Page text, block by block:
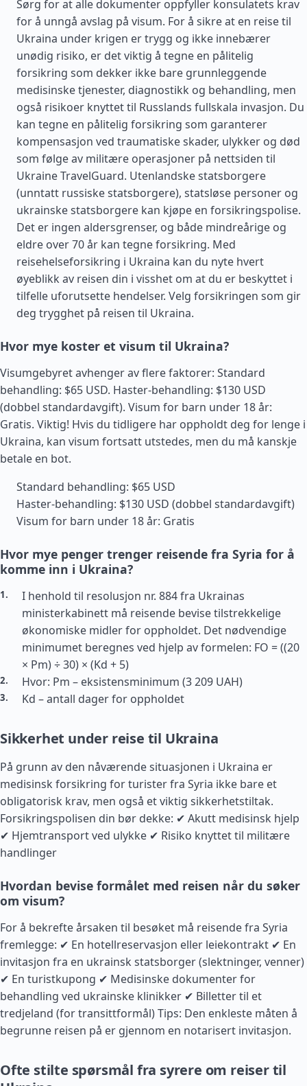
Sørg for at alle dokumenter oppfyller konsulatets krav
for å unngå avslag på visum. For å sikre at en reise til
Ukraina under krigen er trygg og ikke innebærer
unødig risiko, er det viktig å tegne en pålitelig
forsikring som dekker ikke bare grunnleggende
medisinske tjenester, diagnostikk og behandling, men
også risikoer knyttet til Russlands fullskala invasjon. Du
kan tegne en pålitelig forsikring som garanterer
kompensasjon ved traumatiske skader, ulykker og død
som følge av militære operasjoner på nettsiden til
Ukraine TravelGuard. Utenlandske statsborgere
(unntatt russiske statsborgere), statsløse personer og
ukrainske statsborgere kan kjøpe en forsikringspolise.
Det er ingen aldersgrenser, og både mindreårige og
eldre over 70 år kan tegne forsikring. Med
reisehelseforsikring i Ukraina kan du nyte hvert
øyeblikk av reisen din i visshet om at du er beskyttet i
tilfelle uforutsette hendelser. Velg forsikringen som gir
deg trygghet på reisen til Ukraina.
Hvor mye koster et visum til Ukraina?
Visumgebyret avhenger av flere faktorer: Standard
behandling: $65 USD. Haster-behandling: $130 USD
(dobbel standardavgift). Visum for barn under 18 år:
Gratis. Viktig! Hvis du tidligere har oppholdt deg for lenge i
Ukraina, kan visum fortsatt utstedes, men du må kanskje
betale en bot.
Standard behandling: $65 USD
Haster-behandling: $130 USD (dobbel standardavgift)
Visum for barn under 18 år: Gratis
Hvor mye penger trenger reisende fra Syria for å
komme inn i Ukraina?
I henhold til resolusjon nr. 884 fra Ukrainas
ministerkabinett må reisende bevise tilstrekkelige
økonomiske midler for oppholdet. Det nødvendige
minimumet beregnes ved hjelp av formelen: FO = ((20
× Pm) ÷ 30) × (Kd + 5)
Hvor: Pm – eksistensminimum (3 209 UAH)
Kd – antall dager for oppholdet
Sikkerhet under reise til Ukraina
På grunn av den nåværende situasjonen i Ukraina er
medisinsk forsikring for turister fra Syria ikke bare et
obligatorisk krav, men også et viktig sikkerhetstiltak.
Forsikringspolisen din bør dekke: ✔ Akutt medisinsk hjelp
✔ Hjemtransport ved ulykke ✔ Risiko knyttet til militære
handlinger
Hvordan bevise formålet med reisen når du søker
om visum?
For å bekrefte årsaken til besøket må reisende fra Syria
fremlegge: ✔ En hotellreservasjon eller leiekontrakt ✔ En
invitasjon fra en ukrainsk statsborger (slektninger, venner)
✔ En turistkupong ✔ Medisinske dokumenter for
behandling ved ukrainske klinikker ✔ Billetter til et
tredjeland (for transittformål) Tips: Den enkleste måten å
begrunne reisen på er gjennom en notarisert invitasjon.
Ofte stilte spørsmål fra syrere om reiser til